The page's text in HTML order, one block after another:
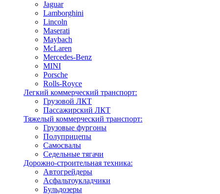
Jaguar
Lamborghini
Lincoln
Maserati
Maybach
McLaren
Mercedes-Benz
MINI
Porsche
Rolls-Royce
Легкий коммерческий транспорт:
Грузовой ЛКТ
Пассажирский ЛКТ
Тяжелый коммерческий транспорт:
Грузовые фургоны
Полуприцепы
Самосвалы
Седельные тягачи
Дорожно-строительная техника:
Автогрейдеры
Асфальтоукладчики
Бульдозеры